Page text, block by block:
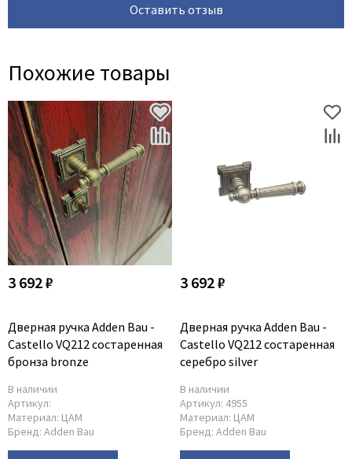
Oro - Oro
Porta Di Parma
Porte Vista
Portika
Poseidon
Profil Doors
Profilo Porte
Protector
Regidoors
Torex
Tupai
Valcomp
Venezia Unique
Оставить отзыв
Похожие товары
3 692 ₽
Дверная ручка Adden Bau -
Castello VQ212 состаренная
бронза bronze
В наличии
Артикул:
Материал: ЦАМ
Бренд: Adden Bau
3 692 ₽
Дверная ручка Adden Bau -
Castello VQ212 состаренная
серебро silver
В наличии
Артикул: 4955
Материал: ЦАМ
Бренд: Adden Bau